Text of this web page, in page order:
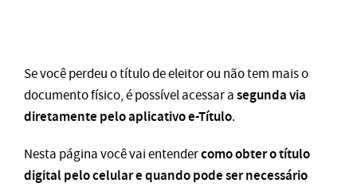
Se você perdeu o título de eleitor ou não tem mais o
documento físico, é possível acessar asegunda via
diretamente pelo aplicativo e-Título.
Nesta página você vai entendercomo obter o título
digital pelo celular e quando pode ser necessário